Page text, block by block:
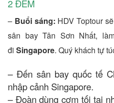
2 ĐÊM
– Buổi sáng: HDV Toptour
sân bay Tân Sơn Nhất,
đi Singapore. Quý khách tự
– Đến sân bay quốc tế
nhập cảnh Singapore.
– Đoàn dùng cơm tối tại